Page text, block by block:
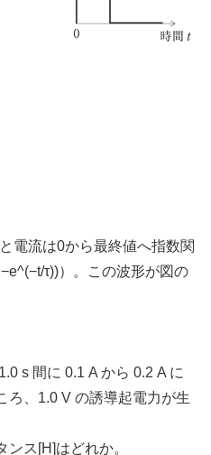
電流は0から最終値へ指数関
τ))）。この波形が図の
s 間に 0.1 A から 0.2 A に
ろ、1.0 V の誘導起電力が生
ス[H]はどれか。